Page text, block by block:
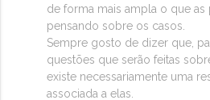
de forma mais ampla o que as
pensando sobre os casos.
Sempre gosto de dizer que,
questões que serão feitas
existe necessariamente uma
associada a elas.